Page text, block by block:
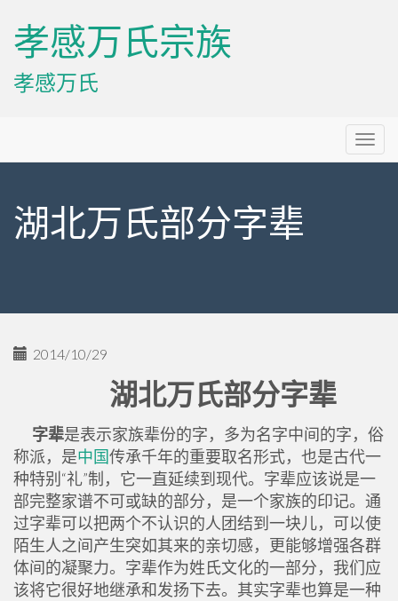
孝感万氏宗族
孝感万氏
Menu
湖北万氏部分字辈
2014/10/29
湖北万氏部分字辈
字辈是表示家族辈份的字，多为名字中间的字，俗
称派，是中国传承千年的重要取名形式，也是古代一
种特别“礼”制，它一直延续到现代。字辈应该说是一
部完整家谱不可或缺的部分，是一个家族的印记。通
过字辈可以把两个不认识的人团结到一块儿，可以使
陌生人之间产生突如其来的亲切感，更能够增强各群
体间的凝聚力。字辈作为姓氏文化的一部分，我们应
该将它很好地继承和发扬下去。其实字辈也算是一种